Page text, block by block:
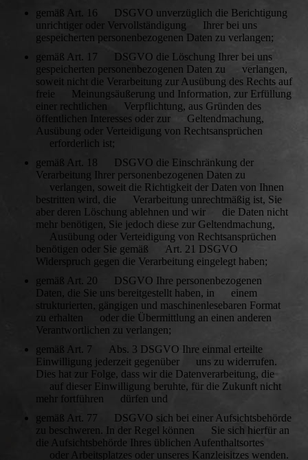
gemäß Art. 16 DSGVO unverzüglich die Berichtigung
unrichtiger oder Vervollständigung Ihrer bei uns
gespeicherten personenbezogenen Daten zu verlangen;
gemäß Art. 17 DSGVO die Löschung Ihrer bei uns
gespeicherten personenbezogenen Daten zu verlangen,
soweit nicht die Verarbeitung zur Ausübung des Rechts auf
freie Meinungsäußerung und Information, zur Erfüllung
einer rechtlichen Verpflichtung, aus Gründen des
öffentlichen Interesses oder zur Geltendmachung,
Ausübung oder Verteidigung von Rechtsansprüchen
erforderlich ist;
gemäß Art. 18 DSGVO die Einschränkung der
Verarbeitung Ihrer personenbezogenen Daten zu
verlangen, soweit die Richtigkeit der Daten von Ihnen
bestritten wird, die Verarbeitung unrechtmäßig ist, Sie
aber deren Löschung ablehnen und wir die Daten nicht
mehr benötigen, Sie jedoch diese zur Geltendmachung,
Ausübung oder Verteidigung von Rechtsansprüchen
benötigen oder Sie gemäß Art. 21 DSGVO
Widerspruch gegen die Verarbeitung eingelegt haben;
gemäß Art. 20 DSGVO Ihre personenbezogenen
Daten, die Sie uns bereitgestellt haben, in einem
strukturierten, gängigen und maschinenlesebaren Format
zu erhalten oder die Übermittlung an einen anderen
Verantwortlichen zu verlangen;
gemäß Art. 7 Abs. 3 DSGVO Ihre einmal erteilte
Einwilligung jederzeit gegenüber uns zu widerrufen.
Dies hat zur Folge, dass wir die Datenverarbeitung, die
auf dieser Einwilligung beruhte, für die Zukunft nicht
mehr fortführen dürfen und
gemäß Art. 77 DSGVO sich bei einer Aufsichtsbehörde
zu beschweren. In der Regel können Sie sich hierfür an
die Aufsichtsbehörde Ihres üblichen Aufenthaltsortes
oder Arbeitsplatzes oder unseres Kanzleisitzes wenden.